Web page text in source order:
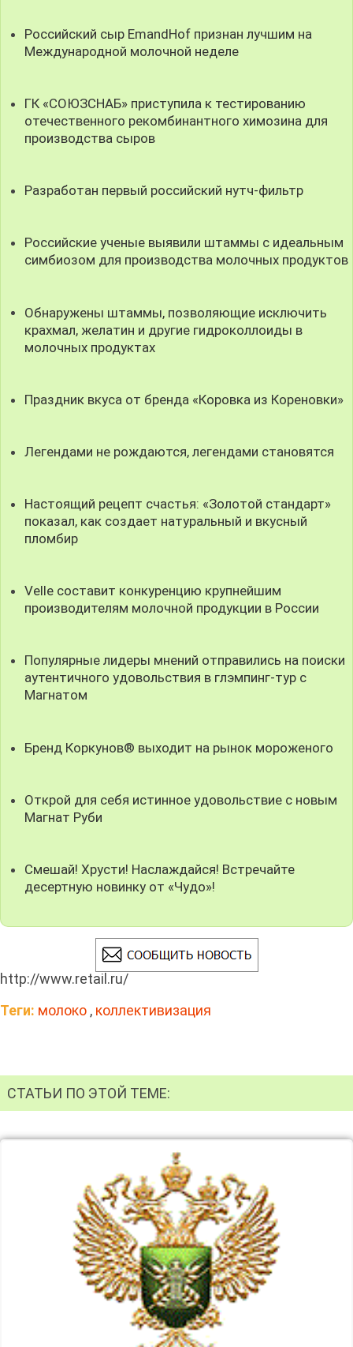
Российский сыр EmandHof признан лучшим на
Международной молочной неделе
ГК «СОЮЗСНАБ» приступила к тестированию
отечественного рекомбинантного химозина для
производства сыров
Разработан первый российский нутч-фильтр
Российские ученые выявили штаммы с идеальным
симбиозом для производства молочных продуктов
Обнаружены штаммы, позволяющие исключить
крахмал, желатин и другие гидроколлоиды в
молочных продуктах
Праздник вкуса от бренда «Коровка из Кореновки»
Легендами не рождаются, легендами становятся
Настоящий рецепт счастья: «Золотой стандарт»
показал, как создает натуральный и вкусный
пломбир
Velle составит конкуренцию крупнейшим
производителям молочной продукции в России
Популярные лидеры мнений отправились на поиски
аутентичного удовольствия в глэмпинг-тур с
Магнатом
Бренд Коркунов® выходит на рынок мороженого
Открой для себя истинное удовольствие с новым
Магнат Руби
Смешай! Хрусти! Наслаждайся! Встречайте
десертную новинку от «Чудо»!
http://www.retail.ru/
Теги: молоко , коллективизация
СТАТЬИ ПО ЭТОЙ ТЕМЕ: